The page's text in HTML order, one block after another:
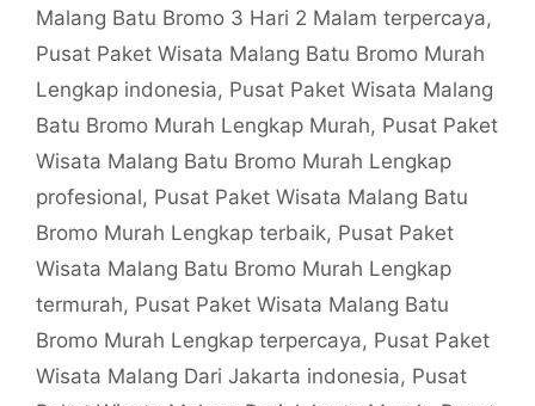
Malang Batu Bromo 3 Hari 2 Malam terpercaya,
Pusat Paket Wisata Malang Batu Bromo Murah
Lengkap indonesia, Pusat Paket Wisata Malang
Batu Bromo Murah Lengkap Murah, Pusat Paket
Wisata Malang Batu Bromo Murah Lengkap
profesional, Pusat Paket Wisata Malang Batu
Bromo Murah Lengkap terbaik, Pusat Paket
Wisata Malang Batu Bromo Murah Lengkap
termurah, Pusat Paket Wisata Malang Batu
Bromo Murah Lengkap terpercaya, Pusat Paket
Wisata Malang Dari Jakarta indonesia, Pusat